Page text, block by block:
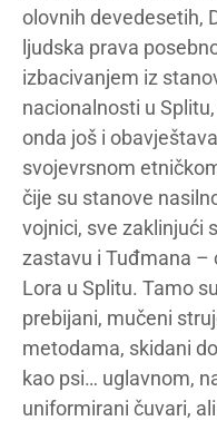
olovnih devedesetih,
ljudska prava
izbacivanjem iz
nacionalnosti u
onda još i
svojevrsnom
čije su stanove
vojnici, sve zaklinjući
zastavu i Tuđmana –
Lora u Splitu. Tamo
prebijani, mučeni
metodama, skidani
kao psi… uglavnom,
uniformirani čuvari,